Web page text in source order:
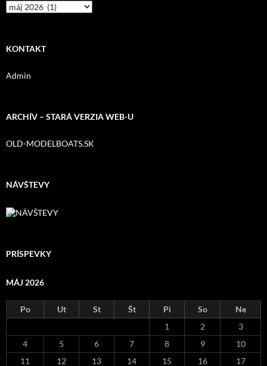
Archív
KONTAKT
Admin
ARCHÍV – STARÁ VERZIA WEB-U
OLD-MODELBOATS.SK
NÁVŠTEVY
PRÍSPEVKY
MÁJ 2026
Po Ut St Št Pi So
Ne
1
2
3
4
5 6 7 8 9
10
11
12 13 14 15 16 17